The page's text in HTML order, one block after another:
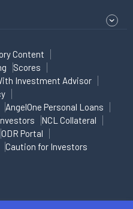
Content
Scores
Investment Advisor
AngelOne Personal Loans
NCL Collateral
ODR Portal
Caution for Investors